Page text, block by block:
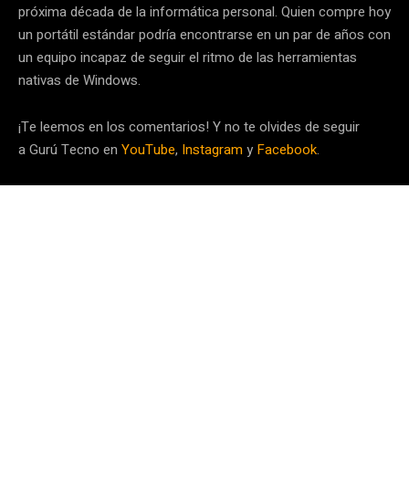
próxima década de la informática personal. Quien compre hoy
un portátil estándar podría encontrarse en un par de años con
un equipo incapaz de seguir el ritmo de las herramientas
nativas de Windows.
¡Te leemos en los comentarios! Y no te olvides de seguir
a Gurú Tecno en YouTube, Instagramy Facebook.